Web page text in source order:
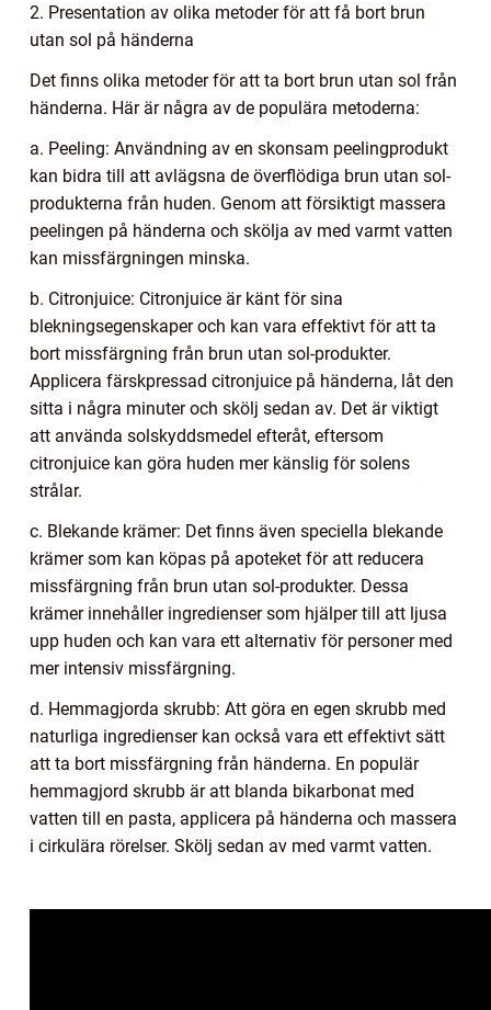
2. Presentation av olika metoder för att få bort brun
utan sol på händerna
Det finns olika metoder för att ta bort brun utan sol från
händerna. Här är några av de populära metoderna:
a. Peeling: Användning av en skonsam peelingprodukt
kan bidra till att avlägsna de överflödiga brun utan sol-
produkterna från huden. Genom att försiktigt massera
peelingen på händerna och skölja av med varmt vatten
kan missfärgningen minska.
b. Citronjuice: Citronjuice är känt för sina
blekningsegenskaper och kan vara effektivt för att ta
bort missfärgning från brun utan sol-produkter.
Applicera färskpressad citronjuice på händerna, låt den
sitta i några minuter och skölj sedan av. Det är viktigt
att använda solskyddsmedel efteråt, eftersom
citronjuice kan göra huden mer känslig för solens
strålar.
c. Blekande krämer: Det finns även speciella blekande
krämer som kan köpas på apoteket för att reducera
missfärgning från brun utan sol-produkter. Dessa
krämer innehåller ingredienser som hjälper till att ljusa
upp huden och kan vara ett alternativ för personer med
mer intensiv missfärgning.
d. Hemmagjorda skrubb: Att göra en egen skrubb med
naturliga ingredienser kan också vara ett effektivt sätt
att ta bort missfärgning från händerna. En populär
hemmagjord skrubb är att blanda bikarbonat med
vatten till en pasta, applicera på händerna och massera
i cirkulära rörelser. Skölj sedan av med varmt vatten.